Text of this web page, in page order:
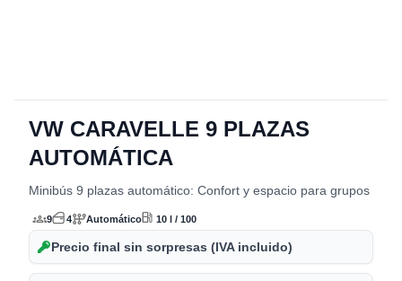
VW CARAVELLE 9 PLAZAS
AUTOMÁTICA
Minibús 9 plazas automático: Confort y espacio para grupos
9 4 Automático 10 l / 100
Precio final sin sorpresas (IVA incluido)